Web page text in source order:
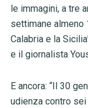
le immagini, a tre
settimane almeno
Calabria e la
e il giornalista
E ancora: “Il 30
udienza contro